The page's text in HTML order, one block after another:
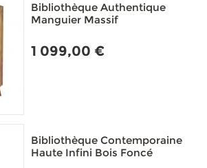
Bibliothèque Authentique
Manguier Massif
1 099,00 €
Bibliothèque Contemporaine
Haute Infini Bois Foncé